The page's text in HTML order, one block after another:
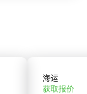
海运
获取报价